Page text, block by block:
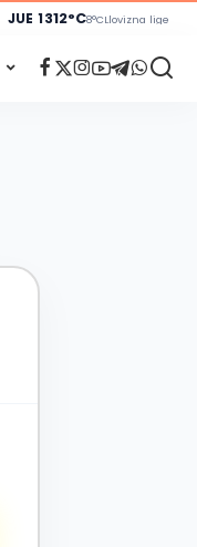
JUE 1312°C8°CLlovizna ligera